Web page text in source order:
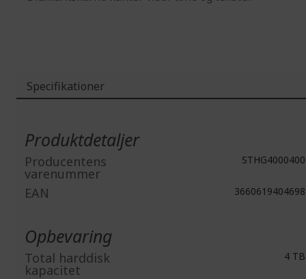
Specifikationer
Produktdetaljer
Producentens
varenummer
STHG4000400
EAN 3660619404698
Opbevaring
Total harddisk
kapacitet
4 TB